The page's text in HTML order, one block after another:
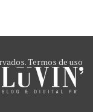
Termos de uso